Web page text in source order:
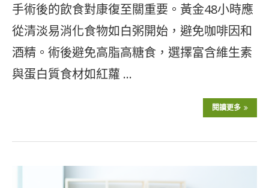
手術後的飲食對康復至關重要。黃金48小時應
從清淡易消化食物如白粥開始，避免咖啡因和
酒精。術後避免高脂高糖食，選擇富含維生素
與蛋白質食材如紅蘿 …
閱讀更多